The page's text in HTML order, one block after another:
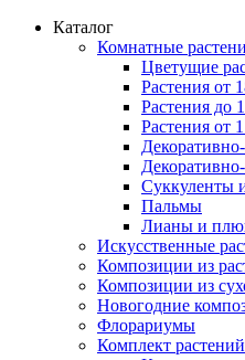
Каталог
Комнатные
Цветущие
Растения от
Растения до
Растения от
Суккуленты
Пальмы
Лианы и
Искусственные
Композиции из
Композиции из
Новогодние
Флорариумы
Комплект растений